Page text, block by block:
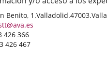
Benito, 1.Valladolid.47003.
426 366
426 467